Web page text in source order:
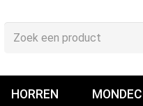
HORREN